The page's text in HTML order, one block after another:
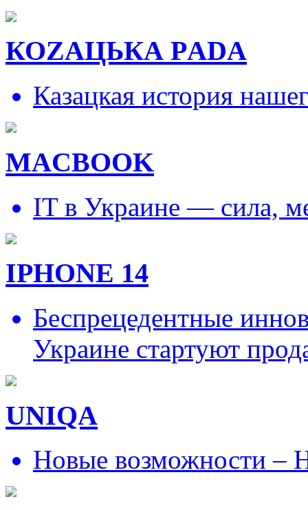
КОZAЦЬКА РADA
Казацкая история
MACBOOK
IT в Украине — сила,
IPHONE 14
Беспрецедентные
Украине стартуют
UNIQA
Новые возможности –